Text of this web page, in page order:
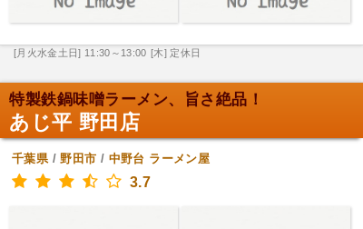
[月火水金土日] 11:30～13:00 [木] 定休日
特製鉄鍋味噌ラーメン、旨さ絶品！
あじ平 野田店
千葉県/野田市 / 中野台 ラーメン屋
3.7